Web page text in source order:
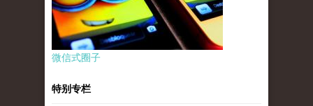
微信式圈子
特别专栏